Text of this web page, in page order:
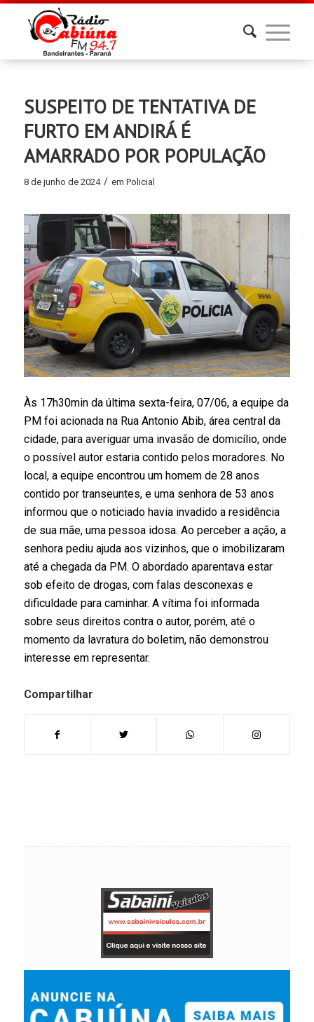
SUSPEITO DE TENTATIVA DE
FURTO EM ANDIRÁ É
AMARRADO POR POPULAÇÃO
8 de junho de 2024 / em Policial
Às 17h30min da última sexta-feira, 07/06, a equipe da
PM foi acionada na Rua Antonio Abib, área central da
cidade, para averiguar uma invasão de domicílio, onde
o possível autor estaria contido pelos moradores. No
local, a equipe encontrou um homem de 28 anos
contido por transeuntes, e uma senhora de 53 anos
informou que o noticiado havia invadido a residência
de sua mãe, uma pessoa idosa. Ao perceber a ação, a
senhora pediu ajuda aos vizinhos, que o imobilizaram
até a chegada da PM. O abordado aparentava estar
sob efeito de drogas, com falas desconexas e
dificuldade para caminhar. A vítima foi informada
sobre seus direitos contra o autor, porém, até o
momento da lavratura do boletim, não demonstrou
interesse em representar.
Compartilhar